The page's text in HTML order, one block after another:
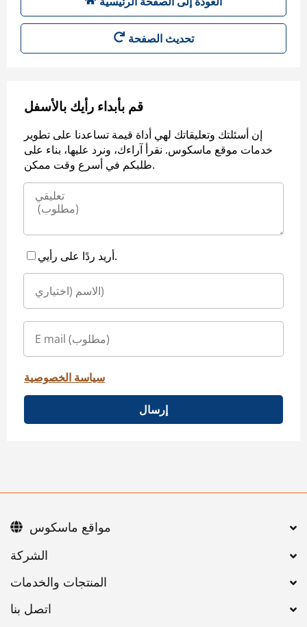
تحديث الصفحة
قم بأبداء رأيك بالأسفل
إن أسئلتك وتعليقاتك لهي أداة قيمة تساعدنا على تطوير
خدمات موقع ماسكوس. نقرأ آراءك، ونرد عليها، بناء على
طلبكم في أسرع وقت ممكن.
أريد ردًا على رأيي.
سياسة الخصوصية
إرسال
اتصل بنا
مواقع ماسكوس